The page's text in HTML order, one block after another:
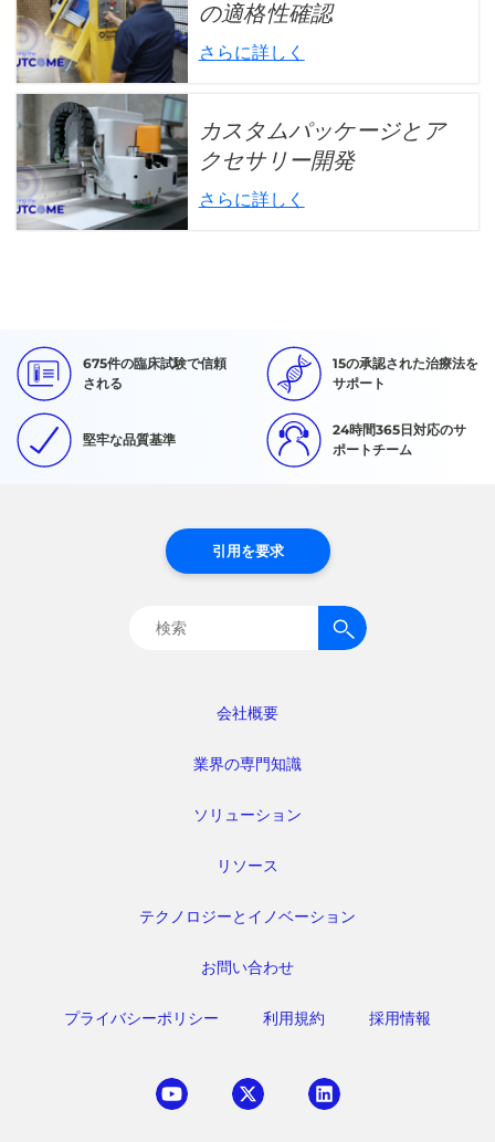
の適格性確認
さらに詳しく
カスタムパッケージとア
クセサリー開発
さらに詳しく
675件の臨床試験で信頼
される
15の承認された治療法を
サポート
堅牢な品質基準
24時間365日対応のサ
ポートチーム
会社概要
業界の専門知識
ソリューション
リソース
テクノロジーとイノベーション
お問い合わせ
プライバシーポリシー 利用規約 採用情報
引用を要求
検